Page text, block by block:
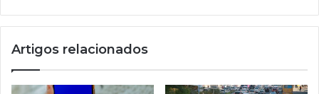
de
de
Artigos relacionados